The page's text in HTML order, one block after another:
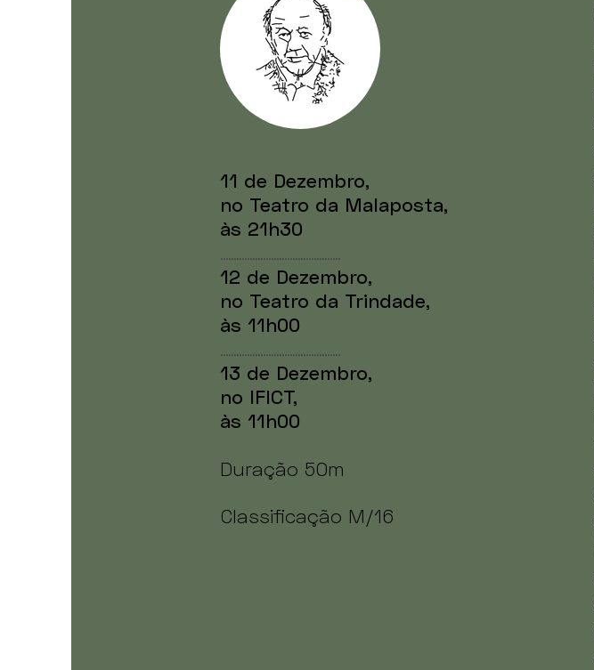
11 de Dezembro,
no Teatro da Malaposta,
às 21h30
.............................................
12 de Dezembro,
no Teatro da Trindade,
às 11h00
.............................................
13 de Dezembro,
no IFICT,
às 11h00
Duração 50m
Classificação M/16